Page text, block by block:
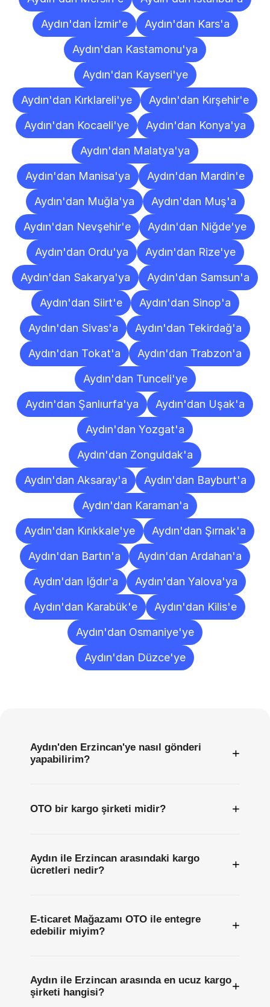
Aydın'dan İzmir'e
Aydın'dan Kars'a
Aydın'dan Kastamonu'ya
Aydın'dan Kayseri'ye
Aydın'dan Kırklareli'ye
Aydın'dan Kırşehir'e
Aydın'dan Kocaeli'ye
Aydın'dan Konya'ya
Aydın'dan Malatya'ya
Aydın'dan Manisa'ya
Aydın'dan Mardin'e
Aydın'dan Muğla'ya
Aydın'dan Muş'a
Aydın'dan Nevşehir'e
Aydın'dan Niğde'ye
Aydın'dan Ordu'ya
Aydın'dan Rize'ye
Aydın'dan Sakarya'ya
Aydın'dan Samsun'a
Aydın'dan Siirt'e
Aydın'dan Sinop'a
Aydın'dan Sivas'a
Aydın'dan Tekirdağ'a
Aydın'dan Tokat'a
Aydın'dan Trabzon'a
Aydın'dan Tunceli'ye
Aydın'dan Şanlıurfa'ya
Aydın'dan Uşak'a
Aydın'dan Yozgat'a
Aydın'dan Zonguldak'a
Aydın'dan Aksaray'a
Aydın'dan Bayburt'a
Aydın'dan Karaman'a
Aydın'dan Kırıkkale'ye
Aydın'dan Şırnak'a
Aydın'dan Bartın'a
Aydın'dan Ardahan'a
Aydın'dan Iğdır'a
Aydın'dan Yalova'ya
Aydın'dan Karabük'e
Aydın'dan Kilis'e
Aydın'dan Osmaniye'ye
Aydın'dan Düzce'ye
Aydın'den Erzincan'ye nasıl gönderi
yapabilirim?
+
OTO bir kargo şirketi midir? +
Aydın ile Erzincan arasındaki kargo
ücretleri nedir?
+
E-ticaret Mağazamı OTO ile entegre
edebilir miyim?
+
Aydın ile Erzincan arasında en ucuz kargo
şirketi hangisi?
+